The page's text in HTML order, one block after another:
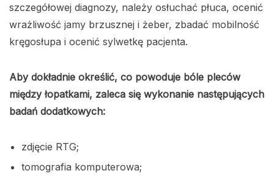
szczegółowej diagnozy, należy osłuchać płuca, ocenić
wrażliwość jamy brzusznej i żeber, zbadać mobilność
kręgosłupa i ocenić sylwetkę pacjenta.
Aby dokładnie określić, co powoduje bóle pleców
między łopatkami, zaleca się wykonanie następujących
badań dodatkowych:
zdjęcie RTG;
tomografia komputerowa;